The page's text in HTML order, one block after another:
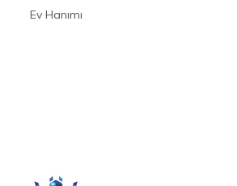
Ev Hanımı